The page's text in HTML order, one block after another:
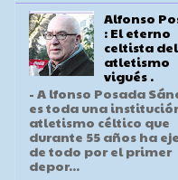
Alfonso
: El eterno
celtista del
atletismo
vigués .
- A lfonso Posada
es toda una
atletismo céltico que
durante 55 años ha
de todo por el primer
depor...